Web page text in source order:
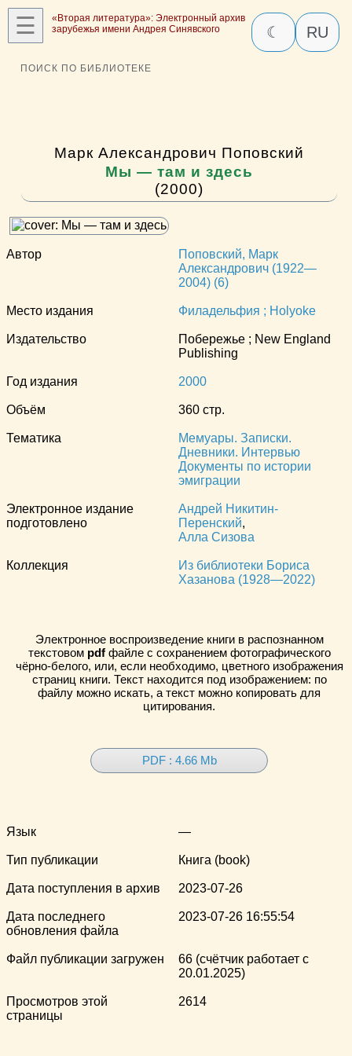
☰
«Вторая литература»: Электронный архив
зарубежья имени Андрея Синявского
☾ RU
ПОИСК ПО БИБЛИОТЕКЕ
Марк Александрович Поповский
Мы — там и здесь
(2000)
Автор
Поповский, Марк
Александрович (1922—
2004) (6)
Место издания Филадельфия ; Holyoke
Издательство
Побережье ; New England
Publishing
Год издания 2000
Объём 360 стр.
Тематика
Мемуары. Записки.
Дневники. Интервью
Документы по истории
эмиграции
Электронное издание
подготовлено
Андрей Никитин-
Перенский,
Алла Сизова
Коллекция
Из библиотеки Бориса
Хазанова (1928—2022)
Электронное воспроизведение книги в распознанном
текстовом pdfфайле с сохранением фотографического
чёрно-белого, или, если необходимо, цветного изображения
страниц книги. Текст находится под изображением: по
файлу можно искать, а текст можно копировать для
цитирования.
PDF : 4.66 Mb
Язык —
Тип публикации Книга (book)
Дата поступления в архив 2023-07-26
Дата последнего
обновления файла
2023-07-26 16:55:54
Файл публикации загружен
66 (счётчик работает с
20.01.2025)
Просмотров этой
страницы
2614